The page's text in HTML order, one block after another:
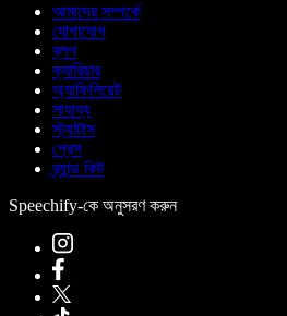
আমাদের সম্পর্কে
যোগাযোগ
ব্লগ
ক্যারিয়ার
অ্যাফিলিয়েট
সাহায্য
স্ট্যাটাস
প্রেস
ব্র্যান্ড কিট
Speechify-কে অনুসরণ করুন